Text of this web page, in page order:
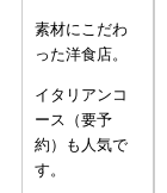
素材にこだわ
った洋食店。
イタリアンコ
ース（要予
約）も人気で
す。